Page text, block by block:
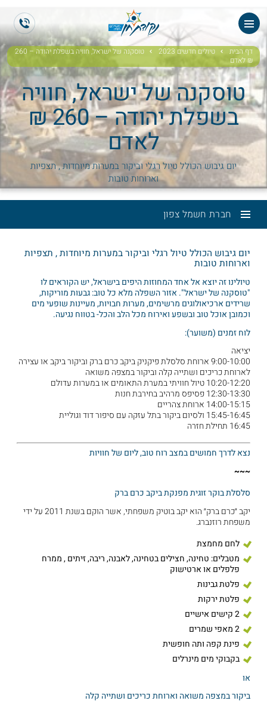
דף הבית טיולים חדשים 2023
טוסקנה של ישראל, חוויה בשפלת יהודה – 260
₪ לאדם
טוסקנה של ישראל, חוויה
בשפלת יהודה – 260 ₪
לאדם
יום גיבוש הכולל טיול רגלי וביקור במערות מיוחדות , תצפיות
וארוחות טובות
חברת חשמל צפון
יום גיבוש הכולל טיול רגלי וביקור במערות מיוחדות , תצפיות
וארוחות טובות
טיולינו זה יוצא אל אחד המחוזות היפים בישראל, יש הקוראים לו
"טוסקנה של ישראל". אזור השפלה מלא כל טוב: גבעות מוריקות,
שרידים ארכיאולוגים מרשימים, מערות חבויות, מעיינות שופעי מים
וכמובן אוכל טוב ובשפע ואירוח מכל הלב והכל- בטווח נגיעה.
לוח זמנים (משוער):
יציאה
9:00-10:00 ארוחת סלסלת פיקניק ביקב כרם ברק וביקור ביקב או עצירה
לארוחת כריכים ושתייה קלה וביקור במצפה משואה
10:20-12:20 טיול חוויתי במערת התאומים או במערות עדולם
12:30-13:30 פסיפס מרהיב בחירבת חנות
14:00-15:15 ארוחת צהריים
15:45-16:45 ולסיום ביקור בתל עזקה עם סיפור דוד וגוליית
16:45 תחילת חזרה
נצא לדרך חמושים במצב רוח טוב, ליום של חוויות
~~~
סלסלת בוקר זוגית מפנקת ביקב כרם ברק
יקב ״כרם ברק״ הוא יקב בוטיק משפחתי, אשר הוקם בשנת 2011 על ידי
משפחת רוזנברג.
לחם מחמצת
מטבלים: טחינה, חצילים בטחינה, לאבנה, ריבה, זיתים , ממרח
פלפלים או ארטישוק
פלטת גבינות
פלטת ירקות
2 קישים אישיים
2 מאפי שמרים
פינת קפה ותה חופשית
בקבוקי מים מינרלים
או
ביקור במצפה משואה וארוחת כריכים ושתייה קלה
EN
ES